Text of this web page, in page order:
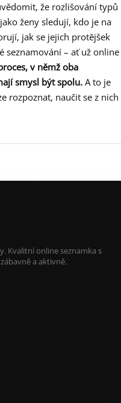
že rozlišování typů
ženy sledují, kdo je na
jak se jejich protějšek
seznamování – ať už online
v němž oba
smysl být spolu. A to je
rozpoznat, naučit se z nich
Kvalitní online seznamka s
a aktivně.